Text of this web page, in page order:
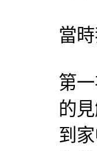
當
第
的
到